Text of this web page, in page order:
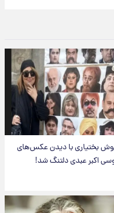
بختیاری با دیدن عکس‌های
اکبر عبدی دلتنگ شد!